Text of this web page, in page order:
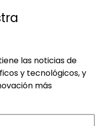
las noticias de
y tecnológicos, y
más